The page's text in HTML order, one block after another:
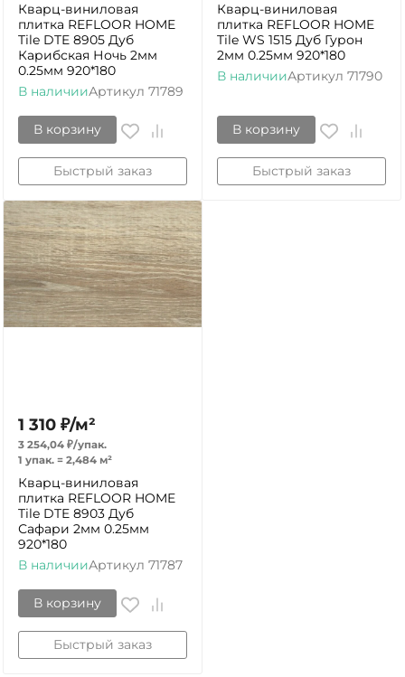
Кварц-виниловая
плитка REFLOOR HOME
Tile DTE 8905 Дуб
Карибская Ночь 2мм
0.25мм 920*180
В наличииАртикул 71789
В корзину
Быстрый заказ
Кварц-виниловая
плитка REFLOOR HOME
Tile WS 1515 Дуб Гурон
2мм 0.25мм 920*180
В наличииАртикул 71790
В корзину
Быстрый заказ
1 310 ₽/м²
3 254,04 ₽/упак.
1 упак. = 2,484 м²
Кварц-виниловая
плитка REFLOOR HOME
Tile DTE 8903 Дуб
Сафари 2мм 0.25мм
920*180
В наличииАртикул 71787
В корзину
Быстрый заказ